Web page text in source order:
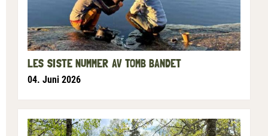
LES SISTE NUMMER AV TOMB BANDET
04. Juni 2026